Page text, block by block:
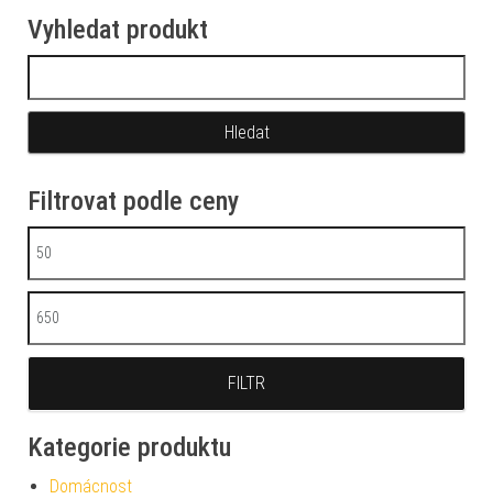
Vyhledat produkt
Filtrovat podle ceny
Minimální cena
Maximální cena
FILTR
Kategorie produktu
Domácnost